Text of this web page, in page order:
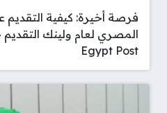
فرصة أخيرة: كيفية التقديم
Egypt Post